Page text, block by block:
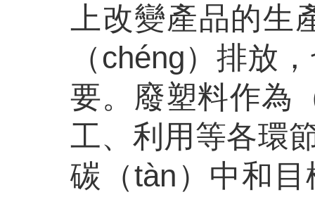
上改變產品的
（chéng）排放
要。廢塑料作為
工、利用等各環
碳（tàn）中和